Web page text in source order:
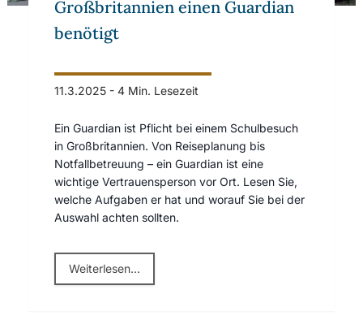
Großbritannien einen Guardian
benötigt
11.3.2025 - 4 Min. Lesezeit
Ein Guardian ist Pflicht bei einem Schulbesuch
in Großbritannien. Von Reiseplanung bis
Notfallbetreuung – ein Guardian ist eine
wichtige Vertrauensperson vor Ort. Lesen Sie,
welche Aufgaben er hat und worauf Sie bei der
Auswahl achten sollten.
Weiterlesen...